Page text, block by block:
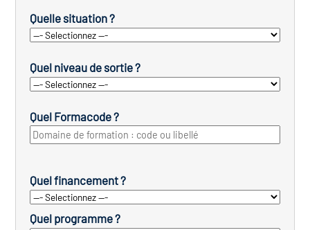
Quelle situation ?
Quel niveau de sortie ?
Quel Formacode ?
Quel financement ?
Quel programme ?